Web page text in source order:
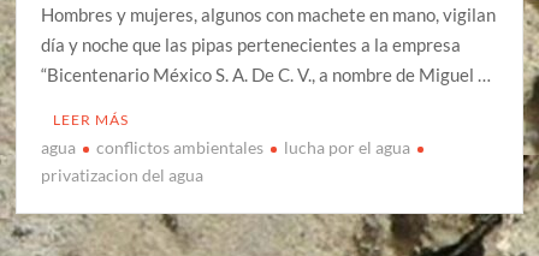
Hombres y mujeres, algunos con machete en mano, vigilan
día y noche que las pipas pertenecientes a la empresa
“Bicentenario México S. A. De C. V., a nombre de Miguel …
LEER MÁS
agua conflictos ambientales
lucha por el agua
privatizacion del agua